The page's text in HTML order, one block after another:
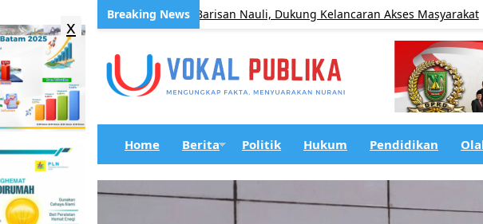
Jrs. Tanjung Beringin I–Barisan Nauli, Dukung Kelancaran Akses Masyarakat
Home Berita Politik Hukum Pendidikan
x